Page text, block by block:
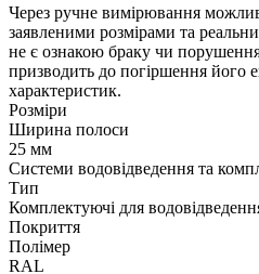
Через ручне вимірювання
заявленими розмірами та
не є ознакою браку чи
призводить до погіршення його
характеристик.
Розміри
Ширина полоси
25 мм
Системи водовідведення та
Тип
Комплектуючі для
Покриття
Полімер
RAL